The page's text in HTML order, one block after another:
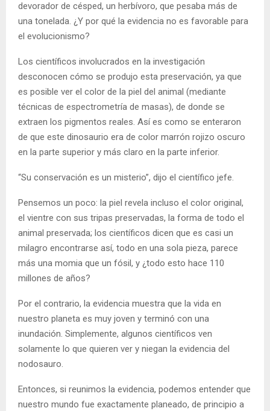
devorador de césped, un herbívoro, que pesaba más de
una tonelada. ¿Y por qué la evidencia no es favorable para
el evolucionismo?
Los científicos involucrados en la investigación
desconocen cómo se produjo esta preservación, ya que
es posible ver el color de la piel del animal (mediante
técnicas de espectrometría de masas), de donde se
extraen los pigmentos reales. Así es como se enteraron
de que este dinosaurio era de color marrón rojizo oscuro
en la parte superior y más claro en la parte inferior.
“Su conservación es un misterio”, dijo el científico jefe.
Pensemos un poco: la piel revela incluso el color original,
el vientre con sus tripas preservadas, la forma de todo el
animal preservada; los científicos dicen que es casi un
milagro encontrarse así, todo en una sola pieza, parece
más una momia que un fósil, y ¿todo esto hace 110
millones de años?
Por el contrario, la evidencia muestra que la vida en
nuestro planeta es muy joven y terminó con una
inundación. Simplemente, algunos científicos ven
solamente lo que quieren ver y niegan la evidencia del
nodosauro.
Entonces, si reunimos la evidencia, podemos entender que
nuestro mundo fue exactamente planeado, de principio a